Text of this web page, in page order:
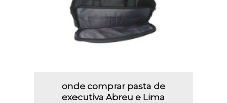
onde comprar pasta de
executiva Abreu e Lima